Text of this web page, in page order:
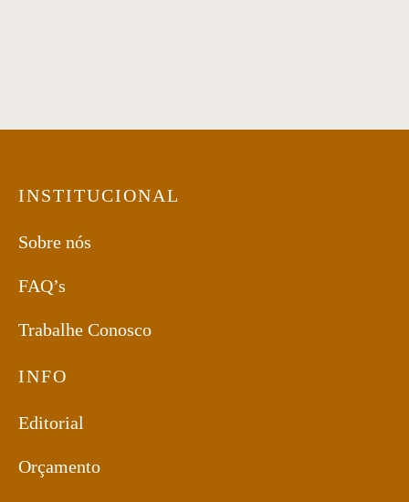
INSTITUCIONAL
Sobre nós
FAQ’s
Trabalhe Conosco
INFO
Editorial
Orçamento